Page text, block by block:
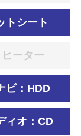
トシート
ーター
ビ：HDD
ィオ：CD